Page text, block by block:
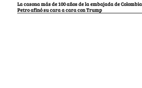
La casona más de 100 años de la embajada de
Petro afinó su cara a cara con Trump